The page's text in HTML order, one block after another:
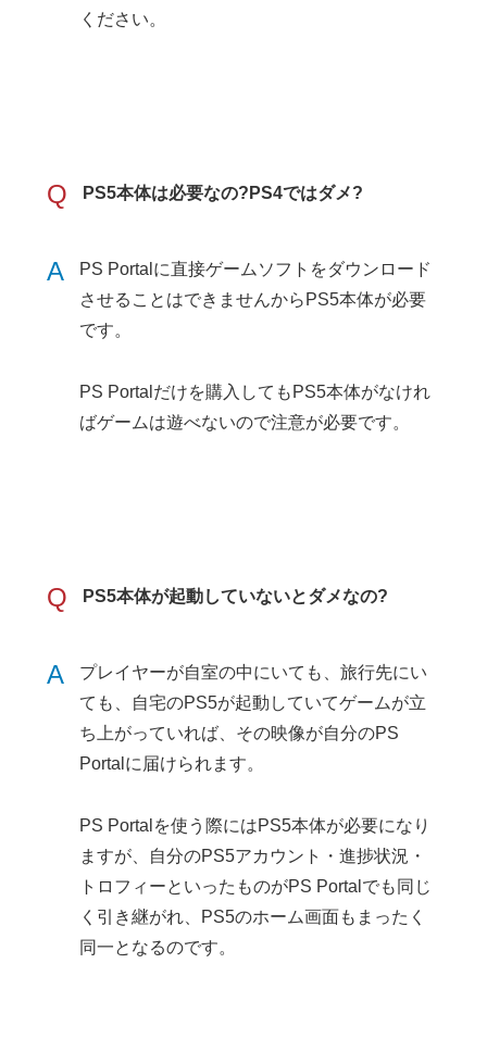
ください。
Q PS5本体は必要なの?PS4ではダメ?
A
PS Portalに直接ゲームソフトをダウンロード
させることはできませんからPS5本体が必要
です。
PS Portalだけを購入してもPS5本体がなけれ
ばゲームは遊べないので注意が必要です。
Q PS5本体が起動していないとダメなの?
A
プレイヤーが自室の中にいても、旅行先にい
ても、自宅のPS5が起動していてゲームが立
ち上がっていれば、その映像が自分のPS
Portalに届けられます。
PS Portalを使う際にはPS5本体が必要になり
ますが、自分のPS5アカウント・進捗状況・
トロフィーといったものがPS Portalでも同じ
く引き継がれ、PS5のホーム画面もまったく
同一となるのです。